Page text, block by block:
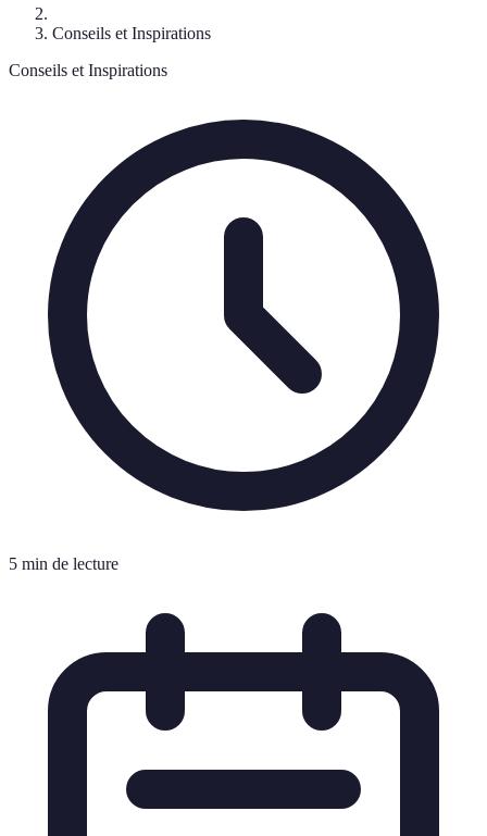
Conseils et Inspirations
Conseils et Inspirations
5 min de lecture